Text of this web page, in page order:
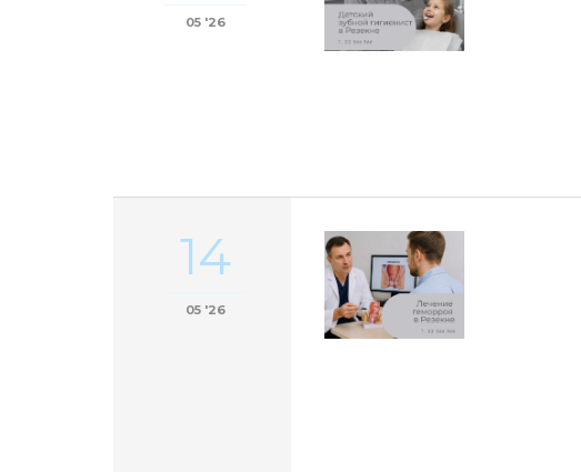
05 '26
14
05 '26